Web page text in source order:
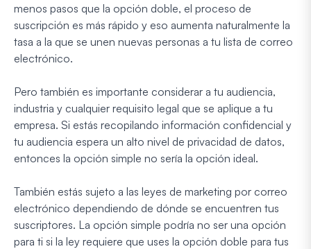
menos pasos que la opción doble, el proceso de
suscripción es más rápido y eso aumenta naturalmente la
tasa a la que se unen nuevas personas a tu lista de correo
electrónico.
Pero también es importante considerar a tu audiencia,
industria y cualquier requisito legal que se aplique a tu
empresa. Si estás recopilando información confidencial y
tu audiencia espera un alto nivel de privacidad de datos,
entonces la opción simple no sería la opción ideal.
También estás sujeto a las leyes de marketing por correo
electrónico dependiendo de dónde se encuentren tus
suscriptores. La opción simple podría no ser una opción
para ti si la ley requiere que uses la opción doble para tus